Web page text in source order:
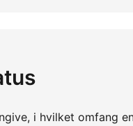
i hvilket omfang